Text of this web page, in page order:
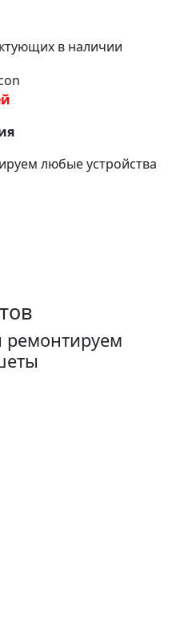
в наличии
любые устройства
ремонтируем